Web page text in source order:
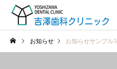
お知らせ お知らせサンプル3